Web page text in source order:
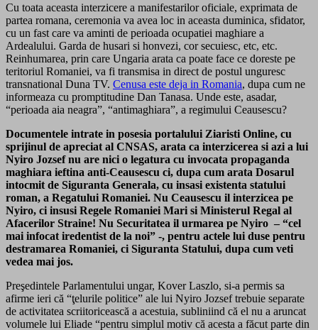
Cu toata aceasta interzicere a manifestarilor oficiale, exprimata de
partea romana, ceremonia va avea loc in aceasta duminica, sfidator,
cu un fast care va aminti de perioada ocupatiei maghiare a
Ardealului. Garda de husari si honvezi, cor secuiesc, etc, etc.
Reinhumarea, prin care Ungaria arata ca poate face ce doreste pe
teritoriul Romaniei, va fi transmisa in direct de postul unguresc
transnational Duna TV. Cenusa este deja in Romania, dupa cum ne
informeaza cu promptitudine Dan Tanasa. Unde este, asadar,
“perioada aia neagra”, “antimaghiara”, a regimului Ceausescu?
Documentele intrate in posesia portalului Ziaristi Online, cu
sprijinul de apreciat al CNSAS, arata ca interzicerea si azi a lui
Nyiro Jozsef nu are nici o legatura cu invocata propaganda
maghiara ieftina anti-Ceausescu ci, dupa cum arata Dosarul
intocmit de Siguranta Generala, cu insasi existenta statului
roman, a Regatului Romaniei. Nu Ceausescu il interzicea pe
Nyiro, ci insusi Regele Romaniei Mari si Ministerul Regal al
Afacerilor Straine! Nu Securitatea il urmarea pe Nyiro – “cel
mai infocat iredentist de la noi” -, pentru actele lui duse pentru
destramarea Romaniei, ci Siguranta Statului, dupa cum veti
vedea mai jos.
Preşedintele Parlamentului ungar, Kover Laszlo, si-a permis sa
afirme ieri că “ţelurile politice” ale lui Nyiro Jozsef trebuie separate
de activitatea scriitoricească a acestuia, subliniind că el nu a aruncat
volumele lui Eliade “pentru simplul motiv că acesta a făcut parte din